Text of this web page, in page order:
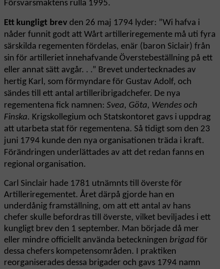
Försvarsmaktens rulla 1995.
Ett kungligt brev den 26 maj 1794 lyder: ”Wi hafva i
nåder funnit godt att Wårt artilleriregemente må uti fyra
särskilda regementen fördelas, enär (baron Siclair) från
sin för artilleriet innehafvande Överstebeställning på ett
eller annat sätt avgår. . .” Brevet undertecknades av
hertig Karl, som förmyndare för Gustav Adolf, och
sändes till ett antal artilleribrigadchefer. De nya
regementena fick namnen: Svea, Göta, Wendes och
Finska. Krigskollegium och Statskontoret gavs i uppdrag
att utarbeta stat för regementena. Så tidigt som den 23
juni 1794 kunde den nya organisationen träda i kraft.
Förändringen underlättades av att det redan fanns en
regional organisation.
Carl Sinclair hade 1781 utnämnts till överste för
Artilleriregementet. Året därpå gjorde han en
underdånig framställning, om att ett antal av hans
chefer skulle befordras till överste, vilket beviljades i ett
kungligt brev den 1 september. Man började då mer
eller mindre officiellt använda beteckningen brigad för
dessa chefers kompetensområden. I praktiken
reorganiserades dessa brigader och gavs 1794 namn